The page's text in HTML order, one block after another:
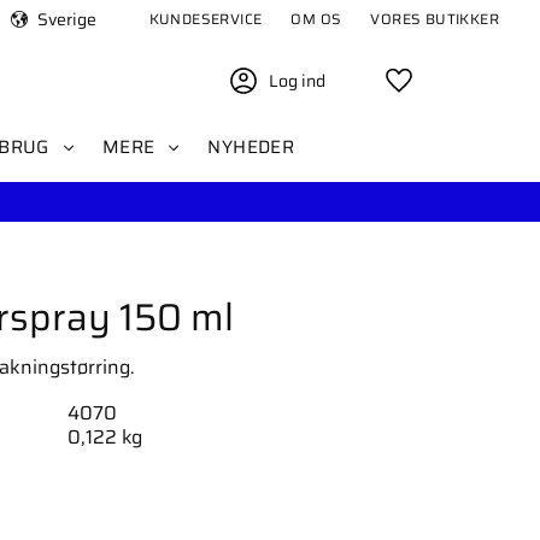
Sverige KUNDESERVICE OM OS VORES BUTIKKER
Log ind
MERE NYHEDER
150 ml
4070
0,122 kg